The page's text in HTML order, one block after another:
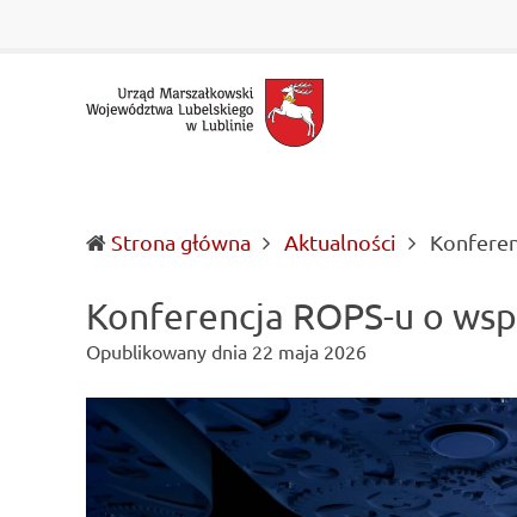
Urząd Marszałkowski Województwa Lubelskiego w
Informacje o wojewódzkich władzach
Strona główna Aktualności
Konferencja ROPS-u o
Opublikowany dnia 22 maja 2026